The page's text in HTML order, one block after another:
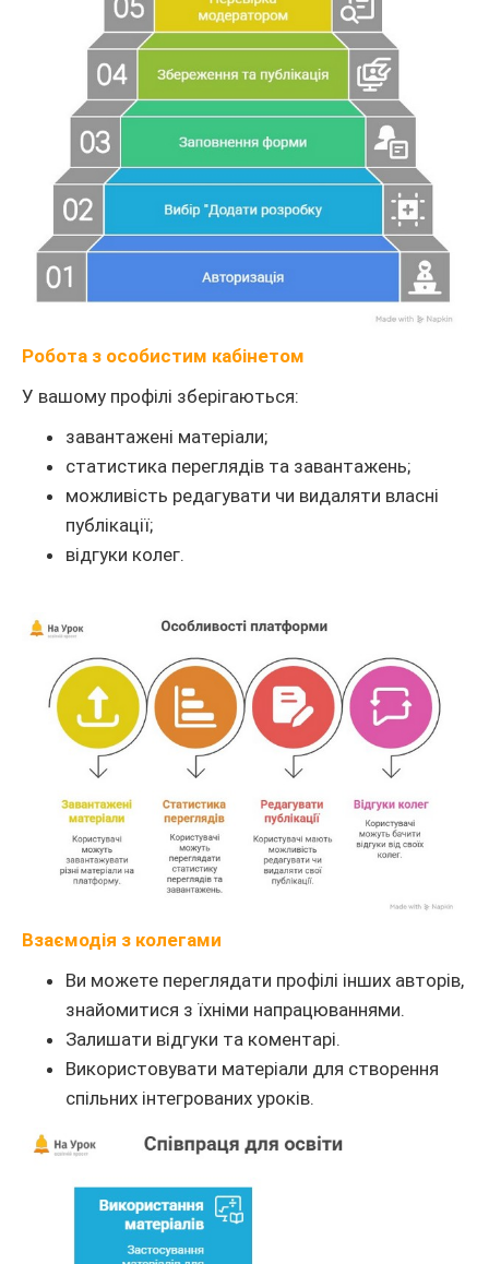
Робота з особистим кабінетом
У вашому профілі зберігаються:
завантажені матеріали;
статистика переглядів та завантажень;
можливість редагувати чи видаляти власні
публікації;
відгуки колег.
Взаємодія з колегами
Ви можете переглядати профілі інших авторів,
знайомитися з їхніми напрацюваннями.
Залишати відгуки та коментарі.
Використовувати матеріали для створення
спільних інтегрованих уроків.